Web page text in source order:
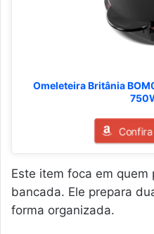
Omeleteira Britânia
Este item foca em quem
bancada. Ele prepara
forma organizada.